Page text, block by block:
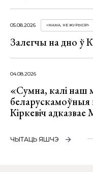
05.08.2026 «МАМА, НЕ ЖУРЫСЯ!»
Залегчы на дно ў
04.08.2026
«Сумна, калі наш
беларускамоўныя
Кіркевіч
ЧЫТАЦЬ ЯШЧЭ